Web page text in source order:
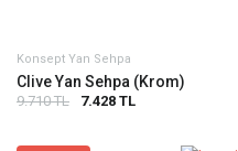
Konsept Yan Sehpa
Clive Yan Sehpa (Krom)
9.710 TL 7.428 TL